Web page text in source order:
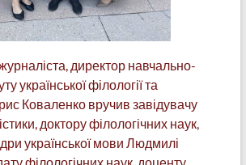
директор навчально-
української філології та
Коваленко вручив завідувачу
доктору філологічних наук,
української мови Людмилі